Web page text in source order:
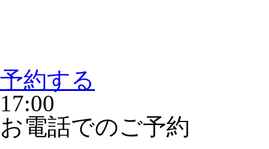
予約する
17:00
お電話でのご予約